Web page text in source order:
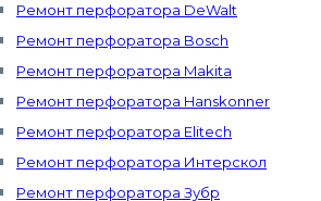
Ремонт перфоратора DeWalt
Ремонт перфоратора Bosch
Ремонт перфоратора Makita
Ремонт перфоратора Hanskonner
Ремонт перфоратора Elitech
Ремонт перфоратора Интерскол
Ремонт перфоратора Зубр